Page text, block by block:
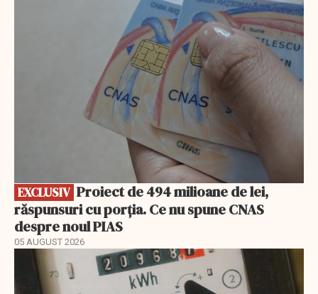
EXCLUSIV
răspunsuri cu porția. Ce nu spune CNAS
despre noul PIAS
05 AUGUST 2026